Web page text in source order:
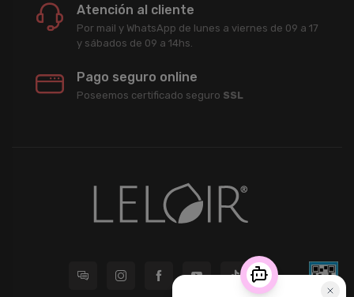
Atención al cliente
Por mail y WhatsApp de lunes a viernes de 09 a 17
y sábados de 09 a 14hs.
Pago seguro online
Poseemos certificado seguro SSL